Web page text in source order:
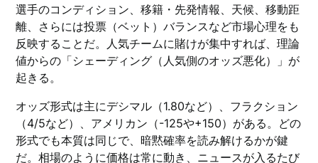
選手のコンディション、移籍・先発情報、天候、移動距
離、さらには投票（ベット）バランスなど市場心理をも
反映することだ。人気チームに賭けが集中すれば、理論
値からの「シェーディング（人気側のオッズ悪化）」が
起きる。
オッズ形式は主にデシマル（1.80など）、フラクション
（4/5など）、アメリカン（-125や+150）がある。どの
形式でも本質は同じで、暗黙確率を読み解けるかが鍵
だ。相場のように価格は常に動き、ニュースが入るたび